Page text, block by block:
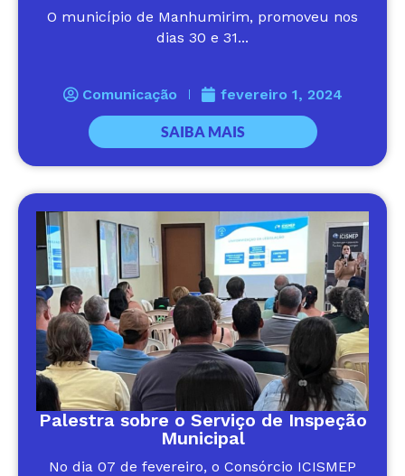
O município de Manhumirim, promoveu nos
dias 30 e 31...
Comunicação fevereiro 1, 2024
SAIBA MAIS
Palestra sobre o Serviço de Inspeção
Municipal
No dia 07 de fevereiro, o Consórcio ICISMEP